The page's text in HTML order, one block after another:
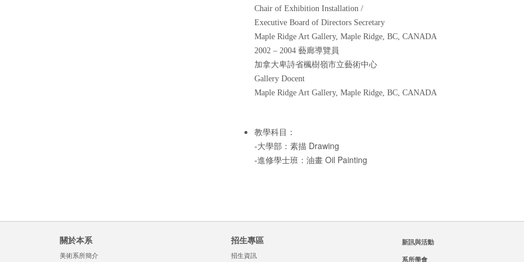
Chair of Exhibition Installation /
Executive Board of Directors Secretary
Maple Ridge Art Gallery, Maple Ridge, BC, CANADA
2002 – 2004 藝廊導覽員
加拿大卑詩省楓樹嶺市立藝術中心
Gallery Docent
Maple Ridge Art Gallery, Maple Ridge, BC, CANADA
教學科目：
-大學部： 素描Drawing
-進修學士班：油畫Oil Painting
關於本系
美術系所簡介
招生專區
招生資訊
新訊與活動
系所學會